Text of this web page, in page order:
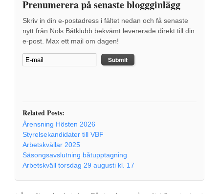
Prenumerera på senaste bloggginlägg
Skriv in din e-postadress i fältet nedan och få senaste
nytt från Nols Båtklubb bekvämt levererade direkt till din
e-post. Max ett mail om dagen!
Related Posts:
Årensning Hösten 2026
Styrelsekandidater till VBF
Arbetskvällar 2025
Säsongsavslutning båtupptagning
Arbetskväll torsdag 29 augusti kl. 17